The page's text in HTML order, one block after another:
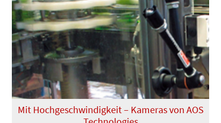
Mit Hochgeschwindigkeit – Kameras von AOS
Previous Next